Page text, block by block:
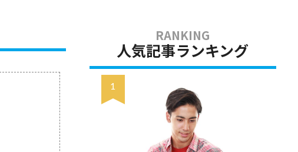
人気記事ランキング